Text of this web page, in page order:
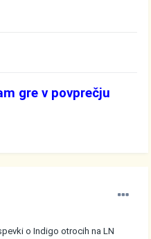
gre v povprečju
o Indigo otrocih na LN